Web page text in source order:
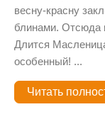
весну-красну
блинами.
Длится
особенный! ...
Читать